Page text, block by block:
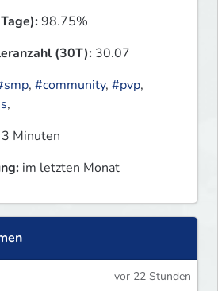
98.75%
(30T): 30.07
, #community, #pvp,
,
Minuten
im letzten Monat
vor 22 Stunden